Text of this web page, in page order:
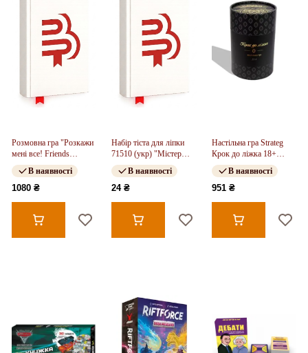
Розмовна гра "Розкажи
мені все! Friends
edition"
В наявності
1080 ₴
Набір тіста для ліпки
71510 (укр) "Містер
тісто - 4 кольори ", в
кор-ці 9*6,5*2,5см
В наявності
24 ₴
Настільна гра Strateg
Крок до ліжка 18+
українською мовою
(30376)В наявності
951 ₴